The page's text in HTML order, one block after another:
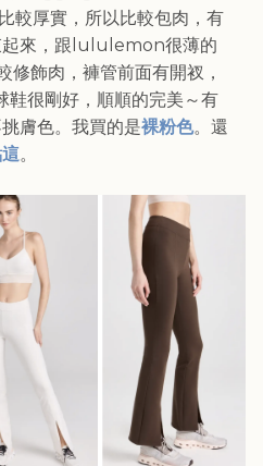
較厚實，所以比較包肉，有
起來，跟lululemon很薄的
飾肉，褲管前面有開衩，
鞋很剛好，順順的完美～有
膚色。我買的是裸粉色。還
。